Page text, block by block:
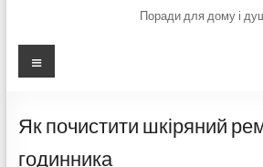
Поради для дому і
Меню
Як почистити шкіряний
годинника